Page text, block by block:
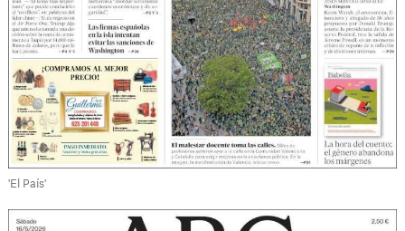
'El País'